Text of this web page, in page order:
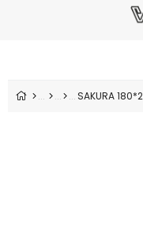
SAKURA